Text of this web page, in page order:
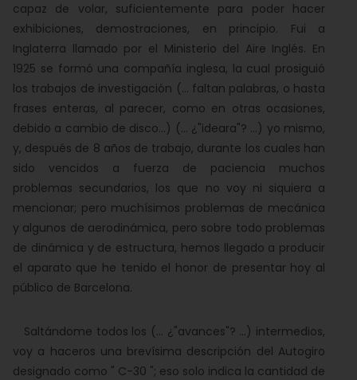
capaz de volar, suficientemente para poder hacer
exhibiciones, demostraciones, en principio. Fui a
Inglaterra llamado por el Ministerio del Aire Inglés. En
1925 se formó una compañía inglesa, la cual prosiguió
los trabajos de investigación (... faltan palabras, o hasta
frases enteras, al parecer, como en otras ocasiones,
debido a cambio de disco...) (... ¿"ideara"? ...) yo mismo,
y, después de 8 años de trabajo, durante los cuales han
sido vencidos a fuerza de paciencia muchos
problemas secundarios, los que no voy ni siquiera a
mencionar; pero muchísimos problemas de mecánica
y algunos de aerodinámica, pero sobre todo problemas
de dinámica y de estructura, hemos llegado a producir
el aparato que he tenido el honor de presentar hoy al
público de Barcelona.
Saltándome todos los (... ¿"avances"? ...) intermedios,
voy a haceros una brevísima descripción del Autogiro
designado como " C-30 "; eso solo indica la cantidad de